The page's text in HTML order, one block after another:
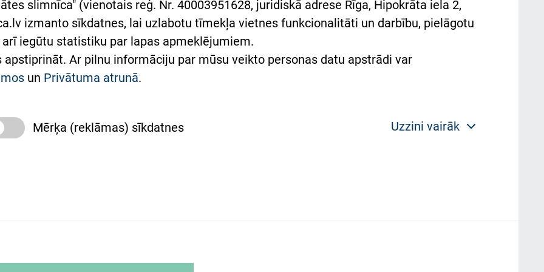
Ukrainai
Східної лікарні
з Україною
slimnīca" (vienotais reģ. Nr. 40003951628, juridiskā adrese Rīga, Hipokrāta iela 2,
izmanto sīkdatnes, lai uzlabotu tīmekļa vietnes funkcionalitāti un darbību, pielāgotu
iegūtu statistiku par lapas apmeklējumiem.
Ar pilnu informāciju par mūsu veikto personas datu apstrādi var
un Privātuma atrunā.
Mērķa (reklāmas) sīkdatnes Uzzini vairāk